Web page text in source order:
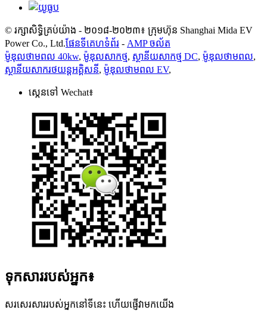
© រក្សាសិទ្ធិគ្រប់យ៉ាង - ២០១៨-២០២៣៖ ក្រុមហ៊ុន Shanghai Mida EV
Power Co., Ltd.ផែនទីគេហទំព័រ - AMP ចល័ត
ម៉ូឌុលថាមពល 40kw, ម៉ូឌុលសាកថ្ម, ស្ថានីយសាកថ្ម DC, ម៉ូឌុលថាមពល,
ស្ថានីយ​សាក​រថយន្ត​អគ្គិសនី, ម៉ូឌុលថាមពល EV,
ស្កេនទៅ Wechat៖
ទុកសាររបស់អ្នក៖
សរសេរសាររបស់អ្នកនៅទីនេះ ហើយផ្ញើវាមកយើង